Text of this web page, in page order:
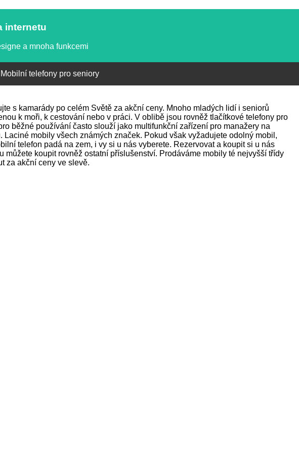
internetu
a mnoha funkcemi
Mobilní telefony pro seniory
s kamarády po celém Světě za akční ceny. Mnoho mladých lidí i seniorů
k moři, k cestování nebo v práci. V oblibě jsou rovněž tlačítkové telefony pro
běžné používání často slouží jako multifunkční zařízení pro manažery na
mobily všech známých značek. Pokud však vyžadujete odolný mobil,
telefon padá na zem, i vy si u nás vyberete. Rezervovat a koupit si u nás
můžete koupit rovněž ostatní příslušenství. Prodáváme mobily té nejvyšší třídy
za akční ceny ve slevě.